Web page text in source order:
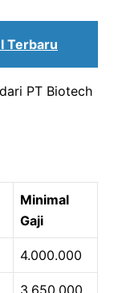
Terbaru
PT Biotech
Minimal
Gaji
4.000.000
3.650.000